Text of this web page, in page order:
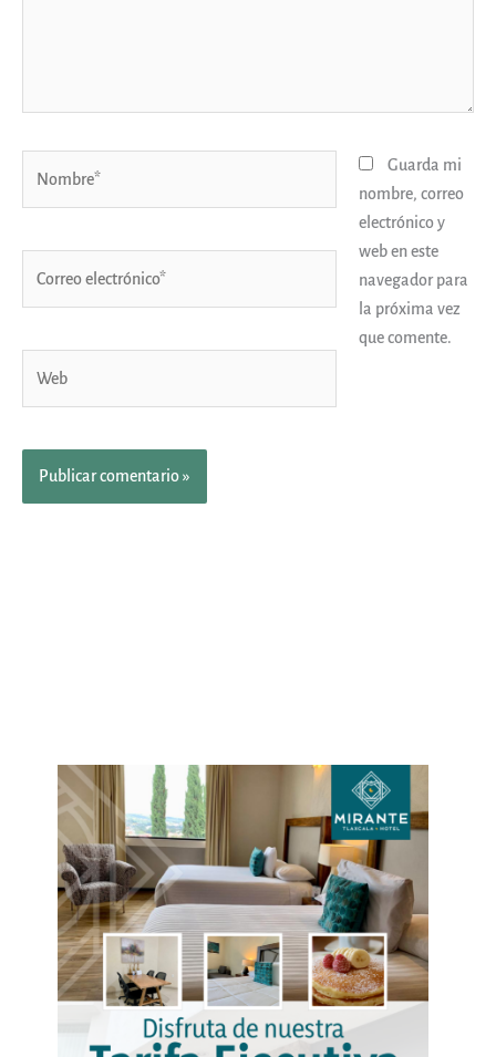
Guarda mi
nombre, correo
electrónico y
web en este
navegador para
la próxima vez
que comente.